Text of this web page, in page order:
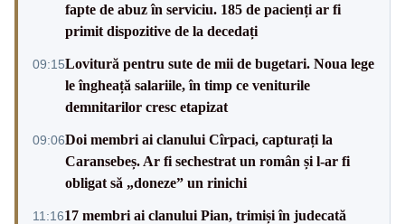
fapte de abuz în serviciu. 185 de pacienți ar fi
primit dispozitive de la decedați
09:15Lovitură pentru sute de mii de bugetari. Noua lege
le îngheață salariile, în timp ce veniturile
demnitarilor cresc etapizat
09:06Doi membri ai clanului Cîrpaci, capturați la
Caransebeș. Ar fi sechestrat un român și l-ar fi
obligat să „doneze” un rinichi
11:1617 membri ai clanului Pian, trimiși în judecată